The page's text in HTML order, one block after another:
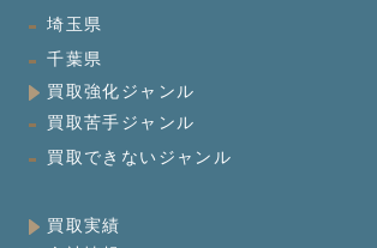
埼玉県
千葉県
買取強化ジャンル
買取苦手ジャンル
買取できないジャンル
買取実績